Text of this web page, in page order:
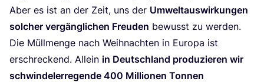
Aber es ist an der Zeit, uns der Umwelt­aus­wir­kun­gen
sol­cher ver­gäng­li­chen Freu­den bewusst zu wer­den.
Die Müll­men­ge nach Weih­nach­ten in Euro­pa ist
erschre­ckend. Allein in Deutsch­land pro­du­zie­ren wir
schwin­del­erre­gen­de 400 Mil­lio­nen Ton­nen